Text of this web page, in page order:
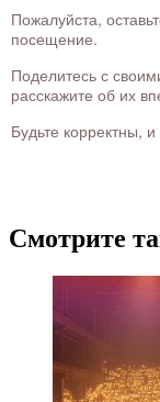
Пожалуйста,
посещение.
Поделитесь с
расскажите об их
Будьте корректны,
Смотрите